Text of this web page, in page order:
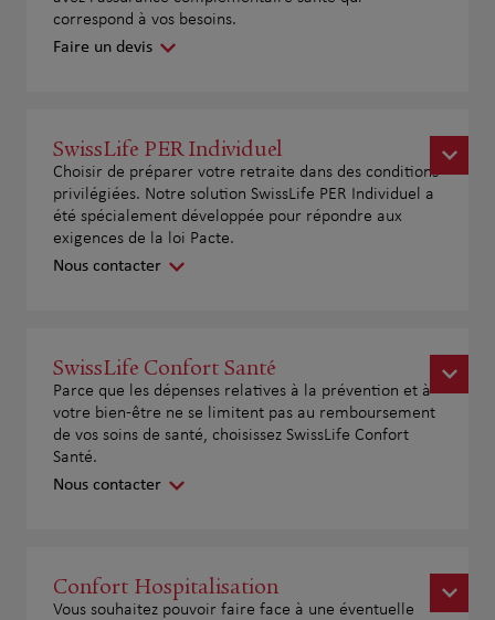
correspond à vos besoins.
Faire un devis
SwissLife PER Individuel
Choisir de préparer votre retraite dans des conditions
privilégiées. Notre solution SwissLife PER Individuel a
été spécialement développée pour répondre aux
exigences de la loi Pacte.
Nous contacter
SwissLife Confort Santé
Parce que les dépenses relatives à la prévention et à
votre bien-être ne se limitent pas au remboursement
de vos soins de santé, choisissez SwissLife Confort
Santé.
Nous contacter
Confort Hospitalisation
Vous souhaitez pouvoir faire face à une éventuelle